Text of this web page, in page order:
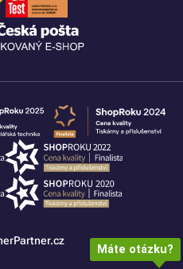
Máte otázku?